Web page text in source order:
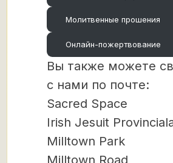
Молитвенные прошения
Онлайн-пожертвование
Вы также можете
с нами по почте:
Sacred Space
Irish Jesuit
Milltown Park
Milltown Road